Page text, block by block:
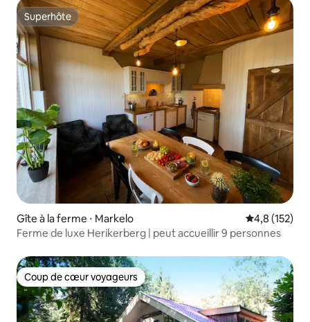
Superhôte
Superhôte
Gîte à la ferme ⋅ Markelo Évaluation
4,8 (152)
Ferme de luxe Herikerberg | peut accueillir 9 personnes
Coup de cœur voyageurs
Coup de cœur voyageurs